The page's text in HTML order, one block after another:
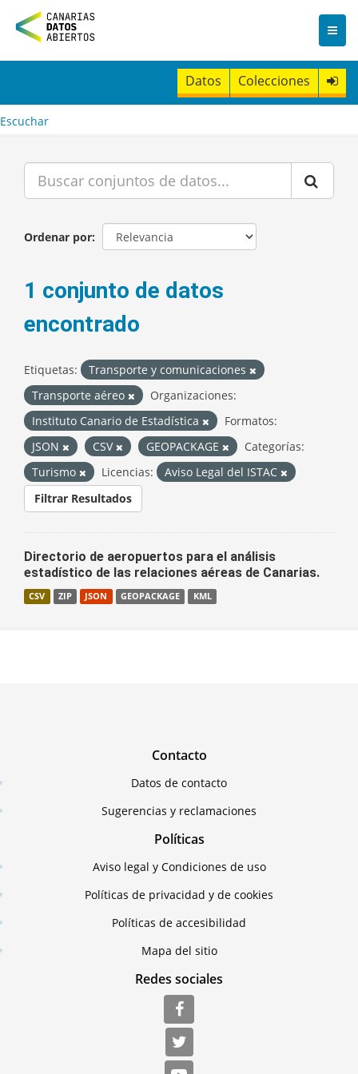
n
t
Datos Colecciones
Escuchar
Ordenar por
1 conjunto de datos
encontrado
Etiquetas:
Transporte y comunicaciones
Transporte aéreo
Organizaciones:
Instituto Canario de Estadística
Formatos:
JSON
CSV GEOPACKAGE
Categorías:
Turismo
Licencias:
Aviso Legal del ISTAC
Filtrar Resultados
Directorio de aeropuertos para el análisis
estadístico de las relaciones aéreas de Canarias.
CSV ZIP JSON GEOPACKAGE KML
Contacto
Datos de contacto
Sugerencias y reclamaciones
Políticas
Aviso legal y Condiciones de uso
Políticas de privacidad y de cookies
Políticas de accesibilidad
Mapa del sitio
Redes sociales